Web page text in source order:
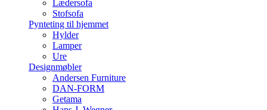
Lædersofa
Stofsofa
Pynteting til hjemmet
Hylder
Lamper
Ure
Designmøbler
Andersen Furniture
DAN-FORM
Getama